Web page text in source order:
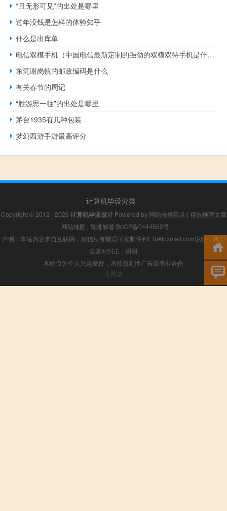
“且无形可见”的出处是哪里
过年没钱是怎样的体验知乎
什么是出库单
电信双模手机（中国电信最新定制的强劲的双模双待手机是什么牌子的什么型号及及搜）
东莞谢岗镇的邮政编码是什么
有关春节的周记
“胜游思一往”的出处是哪里
茅台1935有几种包装
梦幻西游手游最高评分
计算机毕设分类
Copyright © 2012 - 2026 计算机毕业设计Powered by 网站分类目录 | 精选推荐文章
| 网站地图 | 疑难解答 陕ICP备0444552号
声明：本站内容来自互联网，如信息有错误可发邮件到f_fb#foxmail.com说明，我们
会及时纠正，谢谢
本站仅为个人兴趣爱好，不接盈利性广告及商业合作
小男孩